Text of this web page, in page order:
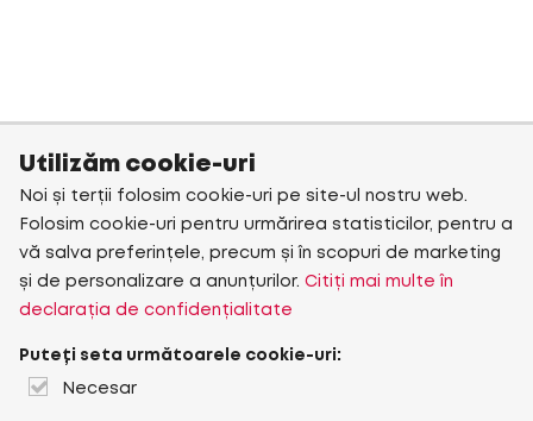
Utilizăm cookie-uri
Noi și terții folosim cookie-uri pe site-ul nostru web.
Folosim cookie-uri pentru urmărirea statisticilor, pentru a
vă salva preferințele, precum și în scopuri de marketing
și de personalizare a anunțurilor. Citiți mai multe în
declarația de confidențialitate
Puteți seta următoarele cookie-uri:
Necesar